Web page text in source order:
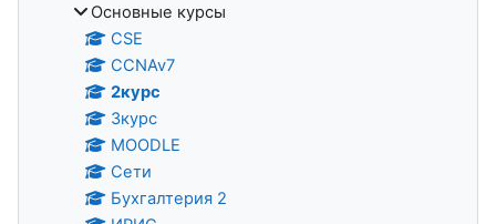
Основные курсы
CSE
CCNAv7
2курс
3курс
MOODLE
Сети
Бухгалтерия 2